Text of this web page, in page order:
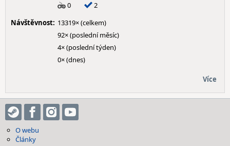
0
2
Návštěvnost: 13319× (celkem)
92× (poslední měsíc)
4× (poslední týden)
0× (dnes)
Více
O webu
Články